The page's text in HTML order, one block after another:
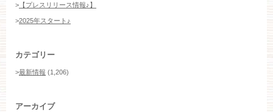
> 【プレスリリース情報♪】
>2025年スタート♪
カテゴリー
>最新情報 (1,206)
アーカイブ